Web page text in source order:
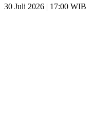
30 Juli 2026 | 17:00 WIB